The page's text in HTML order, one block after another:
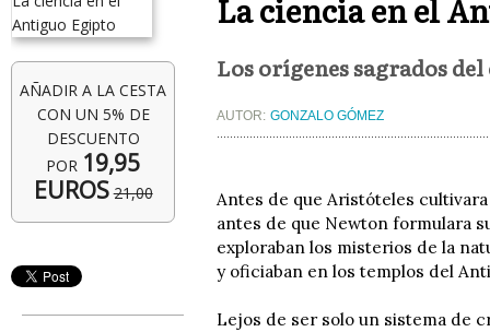
AÑADIR A LA CESTA
CON UN 5% DE
DESCUENTO
POR 19,95
EUROS 21,00
La ciencia en el
Los orígenes sagrados
AUTOR: GONZALO GÓMEZ
Antes de que Aristóteles
antes de que Newton formulara
exploraban los misterios de la
y oficiaban en los templos del
Lejos de ser solo un sistema de